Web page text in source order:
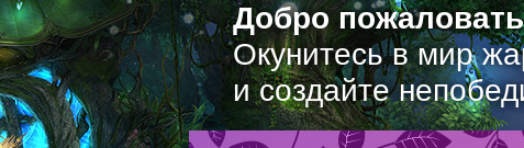
Добро
Окунитесь в мир
и создайте